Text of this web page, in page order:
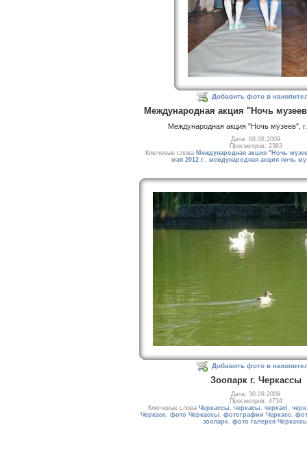
Добавить фото в
Международная акция "Ночь
Международная акция "Ночь музеев",
Дата: 08.08.2009
Просмотров: 2383
Ключевые слова Международная акция "Ночь
мая 2012 г. , международная акция ночь
Добавить фото в
Зоопарк г. Черкассы
Дата: 30.09.2009
Просмотров: 4734
Ключевые слова Черкассы черкасы черкасі
Черкасс фото Черкассы фотографии Черкасс
зоопарк фото галерея